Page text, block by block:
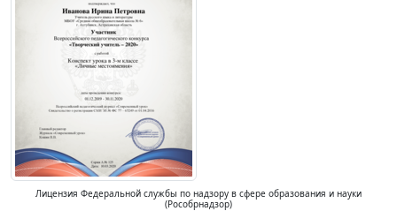
Лицензия Федеральной службы по надзору в сфере образования и науки
(Рособрнадзор)